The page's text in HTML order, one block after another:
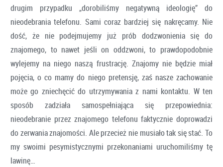
drugim przypadku „dorobiliśmy negatywną ideologię” do
nieodebrania telefonu. Sami coraz bardziej się nakręcamy. Nie
dość, że nie podejmujemy już prób dodzwonienia się do
znajomego, to nawet jeśli on oddzwoni, to prawdopodobnie
wylejemy na niego naszą frustrację. Znajomy nie będzie miał
pojęcia, o co mamy do niego pretensję, zaś nasze zachowanie
może go zniechęcić do utrzymywania z nami kontaktu. W ten
sposób zadziała samospełniająca się przepowiednia:
nieodebranie przez znajomego telefonu faktycznie doprowadzi
do zerwania znajomości. Ale przecież nie musiało tak się stać. To
my swoimi pesymistycznymi przekonaniami uruchomiliśmy tę
lawinę…